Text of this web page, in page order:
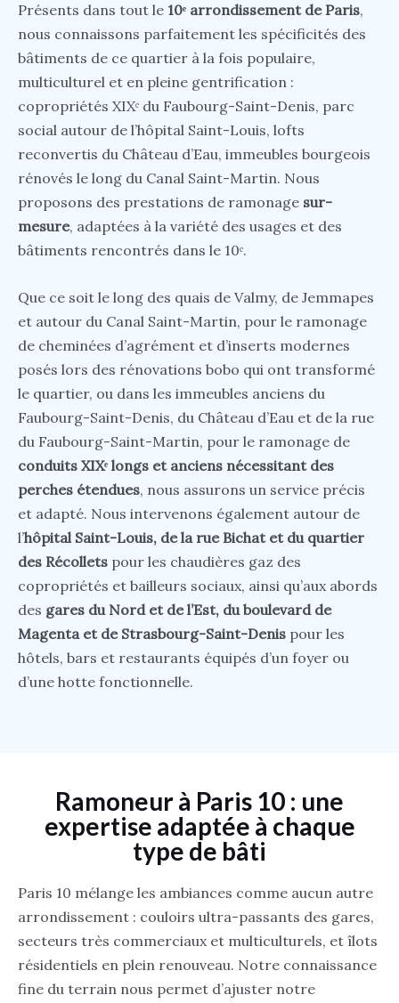
Présents dans tout le 10ᵉ arrondissement de Paris,
nous connaissons parfaitement les spécificités des
bâtiments de ce quartier à la fois populaire,
multiculturel et en pleine gentrification :
copropriétés XIXᵉ du Faubourg-Saint-Denis, parc
social autour de l’hôpital Saint-Louis, lofts
reconvertis du Château d’Eau, immeubles bourgeois
rénovés le long du Canal Saint-Martin. Nous
proposons des prestations de ramonage sur-
mesure, adaptées à la variété des usages et des
bâtiments rencontrés dans le 10ᵉ.
Que ce soit le long des quais de Valmy, de Jemmapes
et autour du Canal Saint-Martin, pour le ramonage
de cheminées d’agrément et d’inserts modernes
posés lors des rénovations bobo qui ont transformé
le quartier, ou dans les immeubles anciens du
Faubourg-Saint-Denis, du Château d’Eau et de la rue
du Faubourg-Saint-Martin, pour le ramonage de
conduits XIXᵉ longs et anciens nécessitant des
perches étendues, nous assurons un service précis
et adapté. Nous intervenons également autour de
l’hôpital Saint-Louis, de la rue Bichat et du quartier
des Récollets pour les chaudières gaz des
copropriétés et bailleurs sociaux, ainsi qu’aux abords
des gares du Nord et de l’Est, du boulevard de
Magenta et de Strasbourg-Saint-Denis pour les
hôtels, bars et restaurants équipés d’un foyer ou
d’une hotte fonctionnelle.
Ramoneur à Paris 10 : une
expertise adaptée à chaque
type de bâti
Paris 10 mélange les ambiances comme aucun autre
arrondissement : couloirs ultra-passants des gares,
secteurs très commerciaux et multiculturels, et îlots
résidentiels en plein renouveau. Notre connaissance
fine du terrain nous permet d’ajuster notre